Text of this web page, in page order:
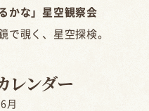
かな」星空観察会
で覗く、星空探検。
月